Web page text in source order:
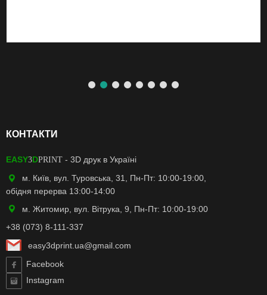
КОНТАКТИ
EASY3DPRINT - 3D друк в Україні
м. Київ, вул. Туровська, 31, Пн-Пт: 10:00-19:00,
обідня перерва 13:00-14:00
м. Житомир, вул. Вітрука, 9, Пн-Пт: 10:00-19:00
+38 (073) 8-111-337
easy3dprint.ua@gmail.com
Facebook
Instagram